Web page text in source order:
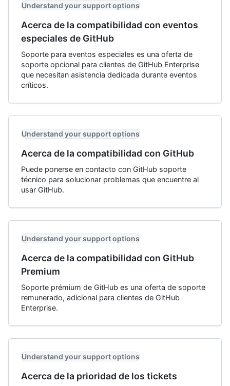
Understand your support options
Acerca de la compatibilidad con eventos
especiales de GitHub
Soporte para eventos especiales es una oferta de
soporte opcional para clientes de GitHub Enterprise
que necesitan asistencia dedicada durante eventos
críticos.
Understand your support options
Acerca de la compatibilidad con GitHub
Puede ponerse en contacto con GitHub soporte
técnico para solucionar problemas que encuentre al
usar GitHub.
Understand your support options
Acerca de la compatibilidad con GitHub
Premium
Soporte prémium de GitHub es una oferta de soporte
remunerado, adicional para clientes de GitHub
Enterprise.
Understand your support options
Acerca de la prioridad de los tickets